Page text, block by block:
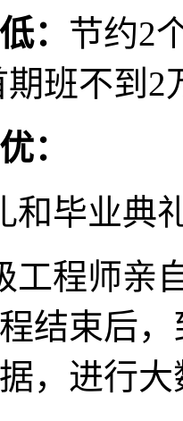
： 节约2
班不到2
：
毕业典礼
程师亲自
结束后
，进行